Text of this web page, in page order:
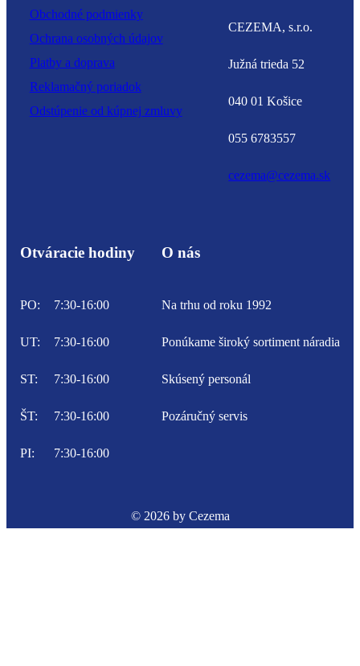
Obchodné podmienky
Ochrana osobných údajov
Platby a doprava
Reklamačný poriadok
Odstúpenie od kúpnej zmluvy
CEZEMA, s.r.o.
Južná trieda 52
040 01 Košice
055 6783557
cezema@cezema.sk
Otváracie hodiny
PO: 7:30-16:00
UT: 7:30-16:00
ST: 7:30-16:00
ŠT: 7:30-16:00
PI: 7:30-16:00
O nás
Na trhu od roku 1992
Ponúkame široký sortiment náradia
Skúsený personál
Pozáručný servis
© 2026 by Cezema